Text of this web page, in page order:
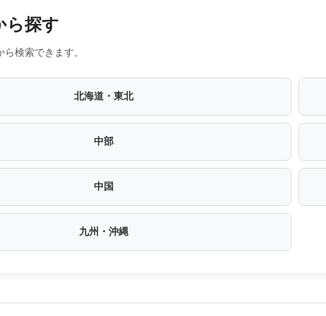
ら探す
検索できます。
北海道・東北
中部
中国
九州・沖縄